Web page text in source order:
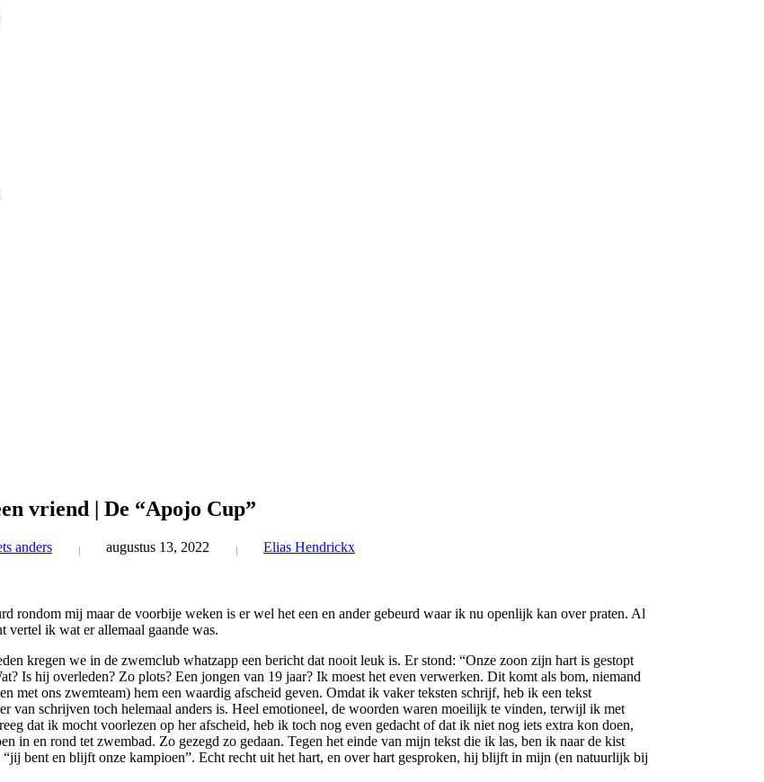
vriend | De “Apojo Cup”
augustus 13, 2022 Elias Hendrickx
anders
rondom mij maar de voorbije weken is er wel het een en ander gebeurd waar ik nu openlijk kan over praten. Al
ik wat er allemaal gaande was.
kregen we in de zwemclub whatzapp een bericht dat nooit leuk is. Er stond: “Onze zoon zijn hart is gestopt
Is hij overleden? Zo plots? Een jongen van 19 jaar? Ik moest het even verwerken. Dit komt als bom, niemand
met ons zwemteam) hem een waardig afscheid geven. Omdat ik vaker teksten schrijf, heb ik een tekst
van schrijven toch helemaal anders is. Heel emotioneel, de woorden waren moeilijk te vinden, terwijl ik met
dat ik mocht voorlezen op her afscheid, heb ik toch nog even gedacht of dat ik niet nog iets extra kon doen,
in en rond tet zwembad. Zo gezegd zo gedaan. Tegen het einde van mijn tekst die ik las, ben ik naar de kist
“jij bent en blijft onze kampioen”. Echt recht uit het hart, en over hart gesproken, hij blijft in mijn (en natuurlijk bij